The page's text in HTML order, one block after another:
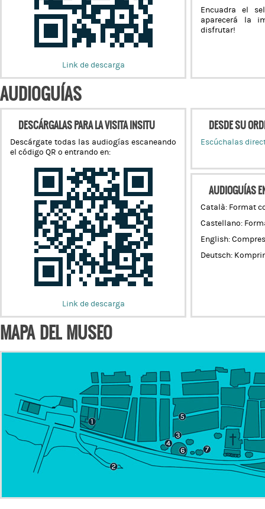
Link de descarga
Encuadra el
aparecerá la
disfrutar!
AUDIOGUÍAS
DESCÁRGALAS PARA LA VISITA INSITU
Descárgate todas las audiogías escaneando
el código QR o entrando en:
Link de descarga
DESDE SU
Escúchalas
AUDIOGUÍAS
Català: Format
Castellano:
English:
Deutsch:
MAPA DEL MUSEO